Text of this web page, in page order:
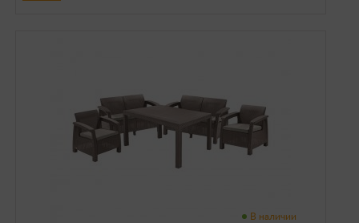
В наличии